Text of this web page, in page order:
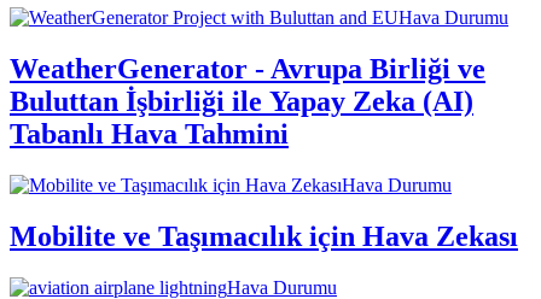
Hava Durumu
WeatherGenerator - Avrupa Birliği ve
Buluttan İşbirliği ile Yapay Zeka (AI)
Tabanlı Hava Tahmini
Hava Durumu
Mobilite ve Taşımacılık için Hava Zekası
Hava Durumu